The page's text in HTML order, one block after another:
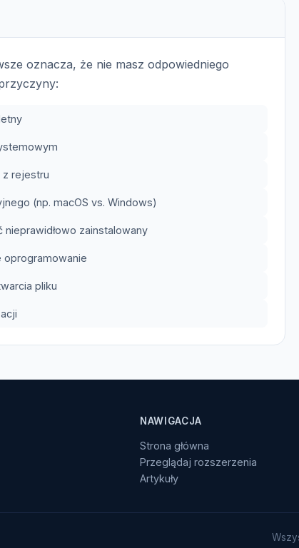
oznacza, że nie masz odpowiedniego
z rejestru
(np. macOS vs. Windows)
zainstalowany
oprogramowanie
pliku
NAWIGACJA
Strona główna
Przeglądaj rozszerzenia
Artykuły